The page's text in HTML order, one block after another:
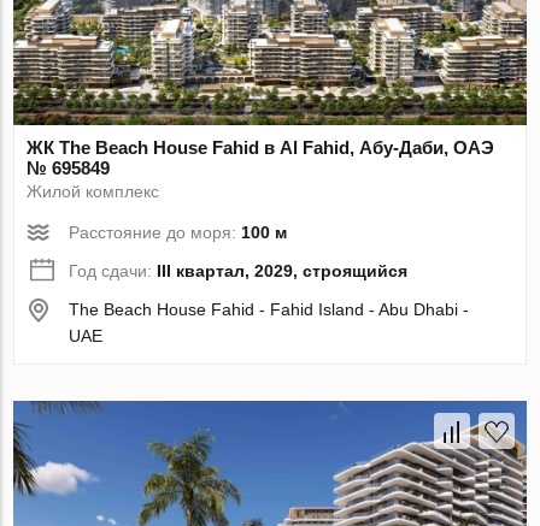
ЖК The Beach House Fahid в Al Fahid, Абу-Даби, ОАЭ
№ 695849
Жилой комплекс
Расстояние до моря: 100 м
Год сдачи: III квартал, 2029, строящийся
The Beach House Fahid - Fahid Island - Abu Dhabi -
UAE